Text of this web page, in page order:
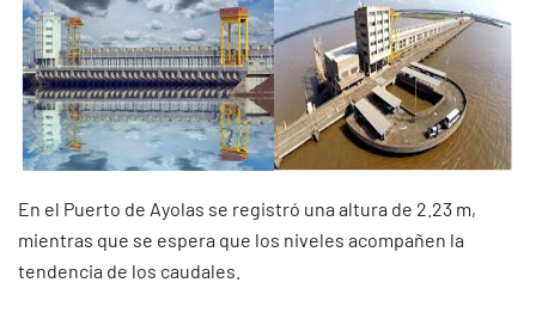
En el Puerto de Ayolas se registró una altura de 2.23 m,
mientras que se espera que los niveles acompañen la
tendencia de los caudales.